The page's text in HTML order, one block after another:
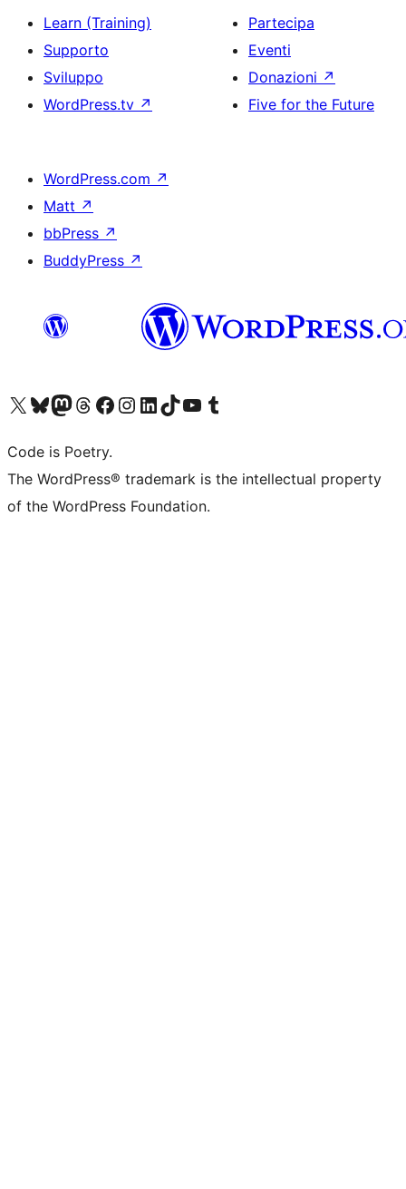
Learn (Training)
Supporto
Sviluppo
WordPress.tv ↗
Partecipa
Eventi
Donazioni ↗
Five for the Future
WordPress.com ↗
Matt ↗
bbPress ↗
BuddyPress ↗
Visita il nostro account X (ex Twitter)
Visita il nostro account Bluesky
Visita il nostro account Mastodon
Visita il nostro account Threads
Visita la nostra pagina Facebook
Visita il nostro account Instagram
Visita il nostro account LinkedIn
Visita il nostro account TikTok
Visita il nostro canale YouTube
Visita il nostro account Tumblr
Code is Poetry.
The WordPress® trademark is the intellectual property
of the WordPress Foundation.